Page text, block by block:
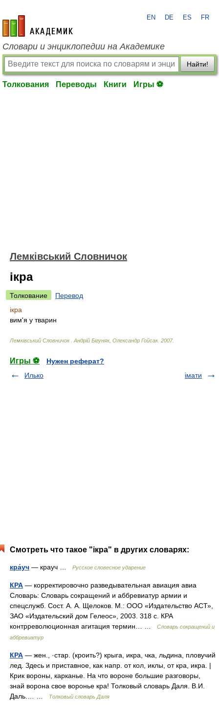
academic.ru
EN DE ES FR
Словари и энциклопедии на Академике
Найти!
Толкования Переводы Книги Игры ⚽
Лемківський Словничок
ікра
Толкование
Перевод
ікра
вим'я у тварин
Лемківський Словничок Андрій Бігуняк, Олександр Гойсак. 2007.
Игры ⚽
Нужен реферат?
Илько
імати
Смотреть что такое "ікра" в других словарях:
кра́уч — крауч … Русское словесное ударение
КРА — корректировочно разведывательная авиация авиа
Словарь: Словарь сокращений и аббревиатур армии и
спецслужб. Сост. А. А. Щелоков. М.: ООО «Издательство АСТ»,
ЗАО «Издательский дом Гелеос», 2003. 318 с. КРА
контрреволюционная агитация термин… …
Словарь сокращений и
аббревиатур
КРА — жен., ·стар. (кроить?) крыга, икра, чка, льдина, пловучий
лед. Здесь и приставное, как напр. от кол, иклы, от кра, икра. |
Крик вороны, карканье. На что вороне большие разговоры,
знай ворона свое воронье кра! Толковый словарь Даля. В.И.
Даль.… …
Толковый словарь Даля